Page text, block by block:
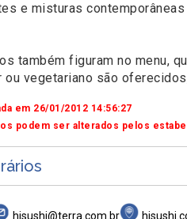
e misturas
também figuram no menu,
vegetariano são
em 26/01/2012 14:56:27
podem ser alterados pelos
hisushi@terra.com.br